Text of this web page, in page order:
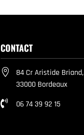
CONTACT

84 Cr Aristide Briand,
33000 Bordeaux

06 74 39 92 15